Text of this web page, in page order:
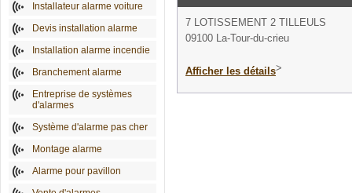
Installateur alarme voiture
Devis installation alarme
Installation alarme incendie
Branchement alarme
Entreprise de systèmes
d'alarmes
Système d'alarme pas cher
Montage alarme
Alarme pour pavillon
7 LOTISSEMENT 2 TILLEULS
09100 La-Tour-du-crieu
Afficher les détails>